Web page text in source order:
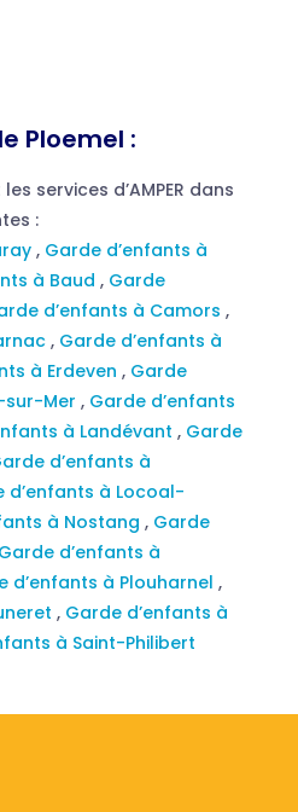
Ploemel :
services d’AMPER dans
:
, Garde d’enfants à
à Baud , Garde
d’enfants à Camors ,
, Garde d’enfants à
à Erdeven , Garde
sur-Mer , Garde d’enfants
à Landévant , Garde
d’enfants à
d’enfants à Locoal-
à Nostang , Garde
Garde d’enfants à
d’enfants à Plouharnel ,
, Garde d’enfants à
à Saint-Philibert